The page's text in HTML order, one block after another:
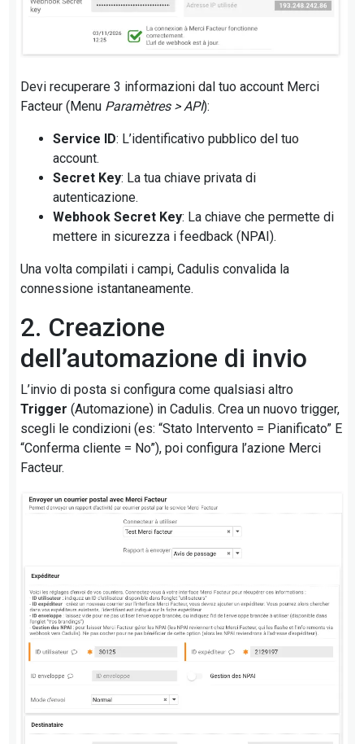
Devi recuperare 3 informazioni dal tuo account Merci
Facteur (Menu Paramètres > API):
Service ID: L’identificativo pubblico del tuo
account.
Secret Key: La tua chiave privata di
autenticazione.
Webhook Secret Key: La chiave che permette di
mettere in sicurezza i feedback (NPAI).
Una volta compilati i campi, Cadulis convalida la
connessione istantaneamente.
2. Creazione
dell’automazione di invio
L’invio di posta si configura come qualsiasi altro
Trigger (Automazione) in Cadulis. Crea un nuovo trigger,
scegli le condizioni (es: “Stato Intervento = Pianificato” E
“Conferma cliente = No”), poi configura l’azione Merci
Facteur.